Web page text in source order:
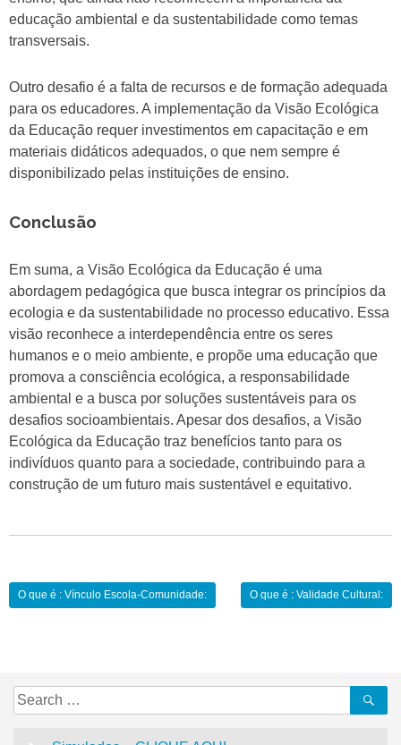
educação ambiental e da sustentabilidade como temas
transversais.
Outro desafio é a falta de recursos e de formação adequada
para os educadores. A implementação da Visão Ecológica
da Educação requer investimentos em capacitação e em
materiais didáticos adequados, o que nem sempre é
disponibilizado pelas instituições de ensino.
Conclusão
Em suma, a Visão Ecológica da Educação é uma
abordagem pedagógica que busca integrar os princípios da
ecologia e da sustentabilidade no processo educativo. Essa
visão reconhece a interdependência entre os seres
humanos e o meio ambiente, e propõe uma educação que
promova a consciência ecológica, a responsabilidade
ambiental e a busca por soluções sustentáveis para os
desafios socioambientais. Apesar dos desafios, a Visão
Ecológica da Educação traz benefícios tanto para os
indivíduos quanto para a sociedade, contribuindo para a
construção de um futuro mais sustentável e equitativo.
Navegação
O que é : Vínculo Escola-Comunidade: O que é : Validade Cultural:
Search
for: